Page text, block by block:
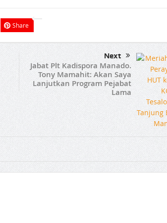
Share
Next
Jabat Plt Kadispora Manado.
Tony Mamahit: Akan Saya
Lanjutkan Program Pejabat
Lama